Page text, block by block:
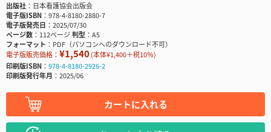
出版社
日本看護協会出版会
電子版ISBN
978-4-8180-2880-7
電子版発売日
2025/07/30
ページ数
112ページ判型
A5
フォーマット
PDF（パソコンへのダウンロード不可）
電子版販売価格： ¥1,540(本体¥1,400＋税10％)
印刷版ISBN
978-4-8180-2926-2
印刷版発行年月
2025/06
カートに入れる